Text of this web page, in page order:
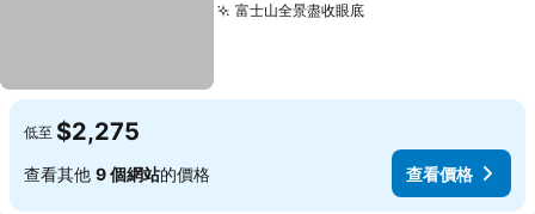
富士山全景盡收眼底查看價格
低至 $2,275
查看其他 9 個網站的價格 查看價格